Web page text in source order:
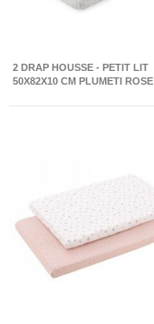
2 DRAP HOUSSE - PETIT LIT
50X82X10 CM PLUMETI ROSE